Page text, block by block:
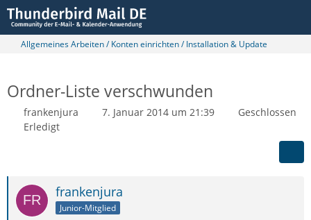
Allgemeines Arbeiten / Konten einrichten / Installation & Update
Ordner-Liste verschwunden
frankenjura 7. Januar 2014 um 21:39
Geschlossen
Erledigt
frankenjura
Junior-Mitglied